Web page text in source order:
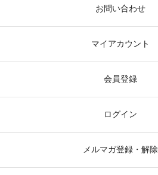
お問い合わせ
マイアカウント
会員登録
ログイン
メルマガ登録・解除